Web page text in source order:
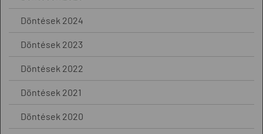
Döntések 2024
Döntések 2023
Döntések 2022
Döntések 2021
Döntések 2020